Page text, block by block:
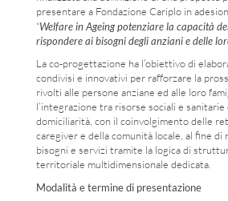
presentare a Fondazione Cariplo in
“Welfare in Ageingpotenziare la capacità
rispondere ai bisogni degli anziani e delle
La co-progettazione ha l’obiettivo di
condivisi e innovativi per rafforzare la
rivolti alle persone anziane ed alle loro
l’integrazione tra risorse sociali e
domiciliarità, con il coinvolgimento delle
caregiver e della comunità locale, al fine di
bisogni e servizi tramite la logica di
territoriale multidimensionale dedicata.
Modalità e termine di presentazione